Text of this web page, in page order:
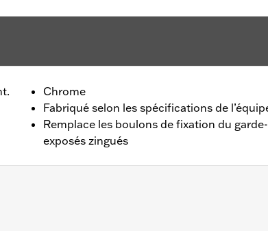
Chrome
Fabriqué selon les spécifications de
Remplace les boulons de fixation du
exposés zingués